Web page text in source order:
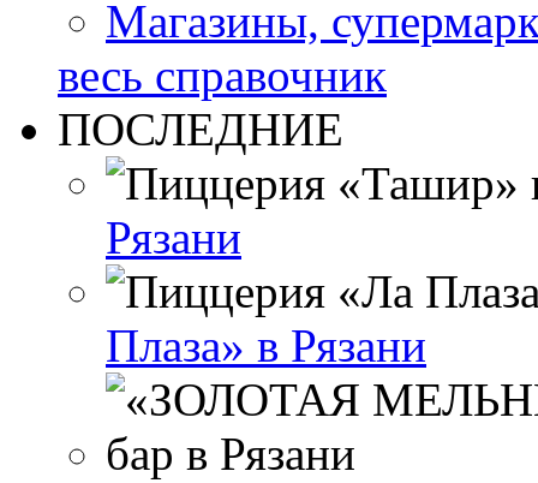
Магазины,
весь справочник
ПОСЛЕДНИЕ
Рязани
Плаза» в Рязани